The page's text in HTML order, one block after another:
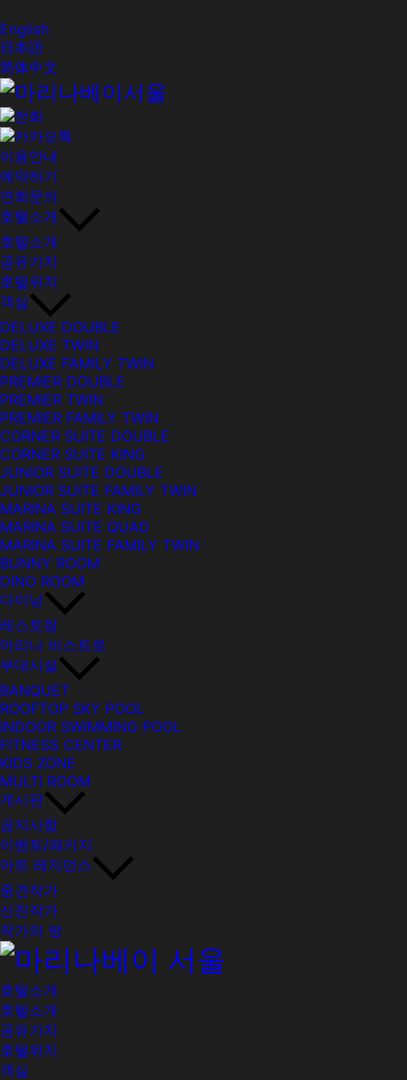
English
日本語
简体中文
이용안내
예약하기
연회문의
호텔소개
호텔소개
공유가치
호텔위치
객실
DELUXE DOUBLE
DELUXE TWIN
DELUXE FAMILY TWIN
PREMIER DOUBLE
PREMIER TWIN
PREMIER FAMILY TWIN
CORNER SUITE DOUBLE
CORNER SUITE KING
JUNIOR SUITE DOUBLE
JUNIOR SUITE FAMILY TWIN
MARINA SUITE KING
MARINA SUITE QUAD
MARINA SUITE FAMILY TWIN
BUNNY ROOM
DINO ROOM
다이닝
레스토랑
마리나 비스트로
부대시설
BANQUET
ROOFTOP SKY POOL
INDOOR SWIMMING POOL
FITNESS CENTER
KIDS ZONE
MULTI ROOM
게시판
공지사항
이벤트/패키지
아트 레지던스
중견작가
신진작가
작가의 방
호텔소개
호텔소개
공유가치
호텔위치
객실